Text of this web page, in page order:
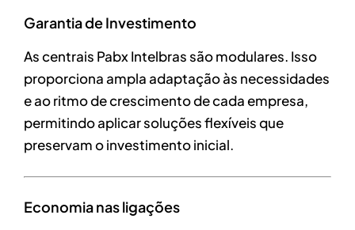
Garantia de Investimento
As centrais Pabx Intelbras são modulares. Isso
proporciona ampla adaptação às necessidades
e ao ritmo de crescimento de cada empresa,
permitindo aplicar soluções flexíveis que
preservam o investimento inicial.
Economia nas ligações